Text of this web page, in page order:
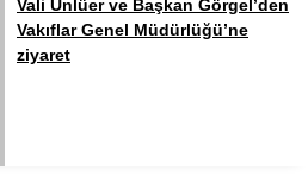
Vali Ünlüer ve Başkan Görgel’den
Vakıflar Genel Müdürlüğü’ne
ziyaret